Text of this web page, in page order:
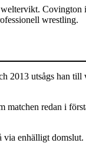
Covington
wrestling.
2013 utsågs han till
redan i
enhälligt